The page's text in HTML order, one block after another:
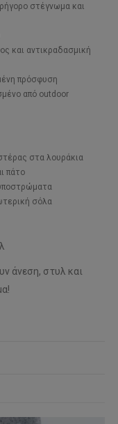
στέγνωμα και
και αντικραδασμική
πρόσφυση
από outdoor
στα λουράκια
πάτο
σόλα
άνεση, στυλ και